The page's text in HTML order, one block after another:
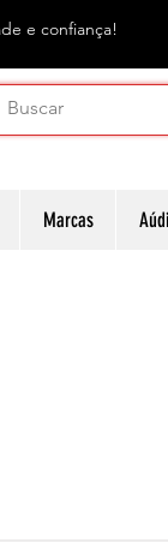
e confiança!
Marcas